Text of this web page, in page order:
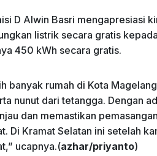
D Alwin Basri mengapresiasi
listrik secara gratis
450 kWh secara gratis.
banyak rumah di Kota
nunut dari tetangga. Dengan
dan memastikan
Di Kramat Selatan ini setelah
ucapnya.(azhar/priyanto)